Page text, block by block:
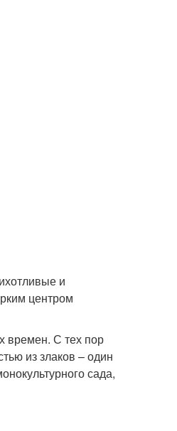
и
центром
времен. С тех пор
из злаков – один
сада,